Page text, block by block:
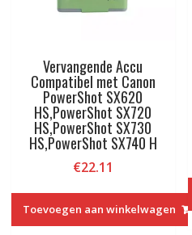
a6500
(ILCE-
6500)
aantal
Vervangende Accu
Compatibel met Canon
PowerShot SX620
HS,PowerShot SX720
HS,PowerShot SX730
HS,PowerShot SX740 H
€22.11
Toevoegen aan winkelwagen